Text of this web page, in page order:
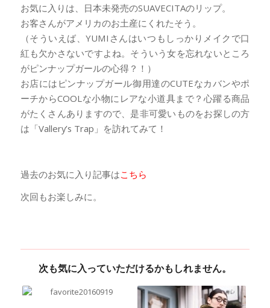
お気に入りは、日本未発売のSUAVECITAのリップ。
お客さんがアメリカのお土産にくれたそう。
（そういえば、YUMIさんはいつもしっかりメイクで口
紅も欠かさないですよね。そういう女を忘れないところ
がピンナップガールの心得？！）
お店にはピンナップガール御用達のCUTEなカバンやポ
ーチからCOOLな小物にレアな小道具まで？心躍る商品
がたくさんありますので、是非可愛いものをお探しの方
は「Vallery’s Trap」を訪れてみて！
過去のお気に入り記事はこちら
次回もお楽しみに。
次も気に入っていただけるかもしれません。